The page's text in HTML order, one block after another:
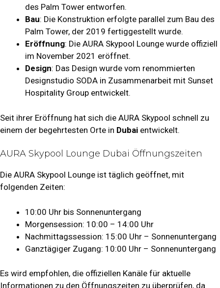
des Palm Tower entworfen.
Bau: Die Konstruktion erfolgte parallel zum Bau des
Palm Tower, der 2019 fertiggestellt wurde.
Eröffnung: Die AURA Skypool Lounge wurde offiziell
im November 2021 eröffnet.
Design: Das Design wurde vom renommierten
Designstudio SODA in Zusammenarbeit mit Sunset
Hospitality Group entwickelt.
Seit ihrer Eröffnung hat sich die AURA Skypool schnell zu
einem der begehrtesten Orte in Dubai entwickelt.
AURA Skypool Lounge Dubai Öffnungszeiten
Die AURA Skypool Lounge ist täglich geöffnet, mit
folgenden Zeiten:
10:00 Uhr bis Sonnenuntergang
Morgensession: 10:00 – 14:00 Uhr
Nachmittagssession: 15:00 Uhr – Sonnenuntergang
Ganztägiger Zugang: 10:00 Uhr – Sonnenuntergang
Es wird empfohlen, die offiziellen Kanäle für aktuelle
Informationen zu den Öffnungszeiten zu überprüfen, da